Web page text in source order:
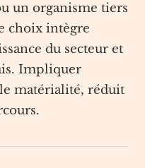
un organisme tiers
choix intègre
du secteur et
Impliquer
matérialité, réduit